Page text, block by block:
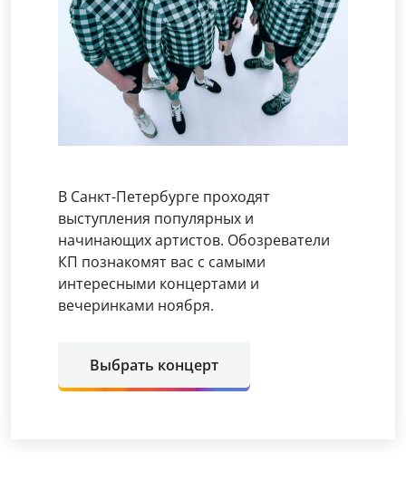
В Санкт-Петербурге проходят
выступления популярных и
начинающих артистов. Обозреватели
КП познакомят вас с самыми
интересными концертами и
вечеринками ноября.
Выбрать концерт